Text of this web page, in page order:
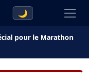
🌙
pour le Marathon